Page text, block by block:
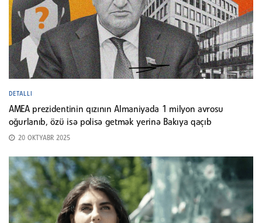
DETALLI
AMEA prezidentinin qızının Almaniyada 1 milyon avrosu
oğurlanıb, özü isə polisə getmək yerinə Bakıya qaçıb
20 OKTYABR 2025